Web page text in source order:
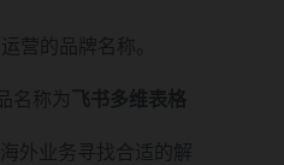
营的品牌名称。
名称为 飞书多维表格
外业务寻找合适的解